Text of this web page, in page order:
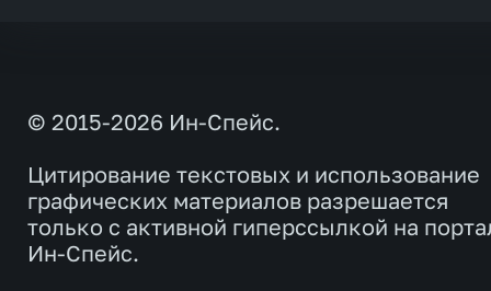
© 2015-2026 Ин-Спейс.
Цитирование текстовых и использование
графических материалов разрешается
только с активной гиперссылкой на
Ин-Спейс.